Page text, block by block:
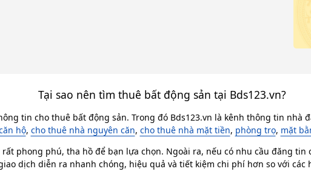
Tại sao nên tìm thuê bất động sản tại Bds123.vn?
tin cho thuê bất động sản. Trong đó Bds123.vn là kênh thông tin
hộ, cho thuê nhà nguyên căn, cho thuê nhà mặt tiền, phòng trọ, mặt
phong phú, tha hồ để bạn lựa chọn. Ngoài ra, nếu có nhu cầu đăng
dịch diễn ra nhanh chóng, hiệu quả và tiết kiệm chi phí hơn so với các